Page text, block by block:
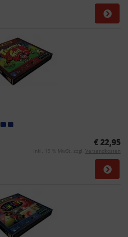
€ 22,95
inkl. 19 % MwSt. zzgl. Versandkosten